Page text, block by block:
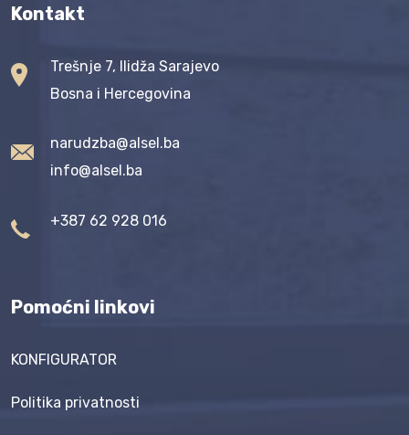
Kontakt
Trešnje 7, Ilidža Sarajevo
Bosna i Hercegovina
narudzba@alsel.ba
info@alsel.ba
+387 62 928 016
Pomoćni linkovi
KONFIGURATOR
Politika privatnosti